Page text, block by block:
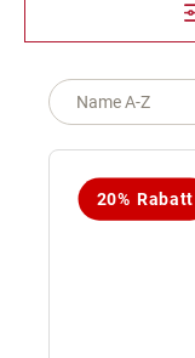
20% Rabatt